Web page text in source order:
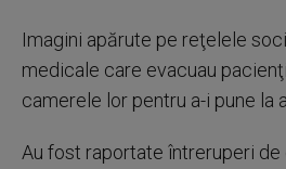
Imagini apărute pe reţelele
medicale care evacuau
camerele lor pentru a-i pune la
Au fost raportate întreruperi